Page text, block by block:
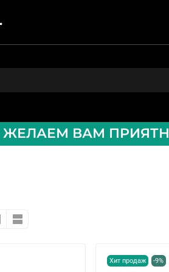
ЖЕЛАЕМ ВАМ
Хит продаж -9%